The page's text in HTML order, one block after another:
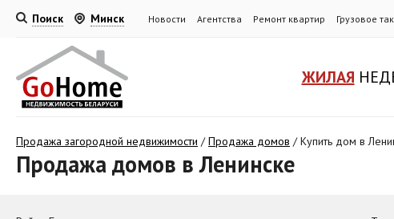
Поиск Минск Новости Агентства Ремонт квартир Грузовое
ЖИЛАЯ
Продажа загородной недвижимости /Продажа домов /Купить дом в
Продажа домов в Ленинске